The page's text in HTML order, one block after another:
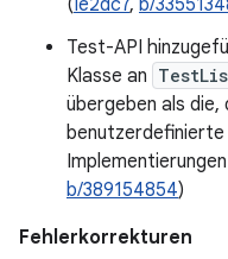
(Ie2dc7, b/
Test-API
Klasse an
übergeben als
benutzerdefinierte
b/389154854)
Fehlerkorrekturen